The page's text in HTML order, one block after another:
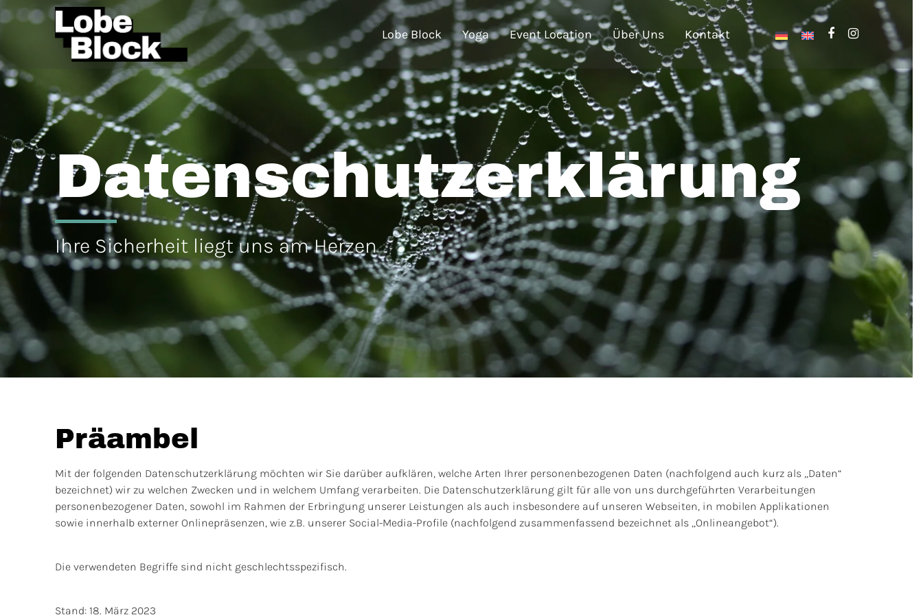
Lobe Block Yoga Event Location Über Uns Kontakt
Datenschutzerklärung
Ihre Sicherheit liegt uns am Herzen
Präambel
Mit der folgenden Datenschutzerklärung möchten wir Sie darüber aufklären, welche Arten Ihrer personenbezogenen Daten (nachfolgend auch kurz als „Daten“
bezeichnet) wir zu welchen Zwecken und in welchem Umfang verarbeiten. Die Datenschutzerklärung gilt für alle von uns durchgeführten Verarbeitungen
personenbezogener Daten, sowohl im Rahmen der Erbringung unserer Leistungen als auch insbesondere auf unseren Webseiten, in mobilen Applikationen
sowie innerhalb externer Onlinepräsenzen, wie z.B. unserer Social-Media-Profile (nachfolgend zusammenfassend bezeichnet als „Onlineangebot“).
Die verwendeten Begriffe sind nicht geschlechtsspezifisch.
Stand: 18. März 2023